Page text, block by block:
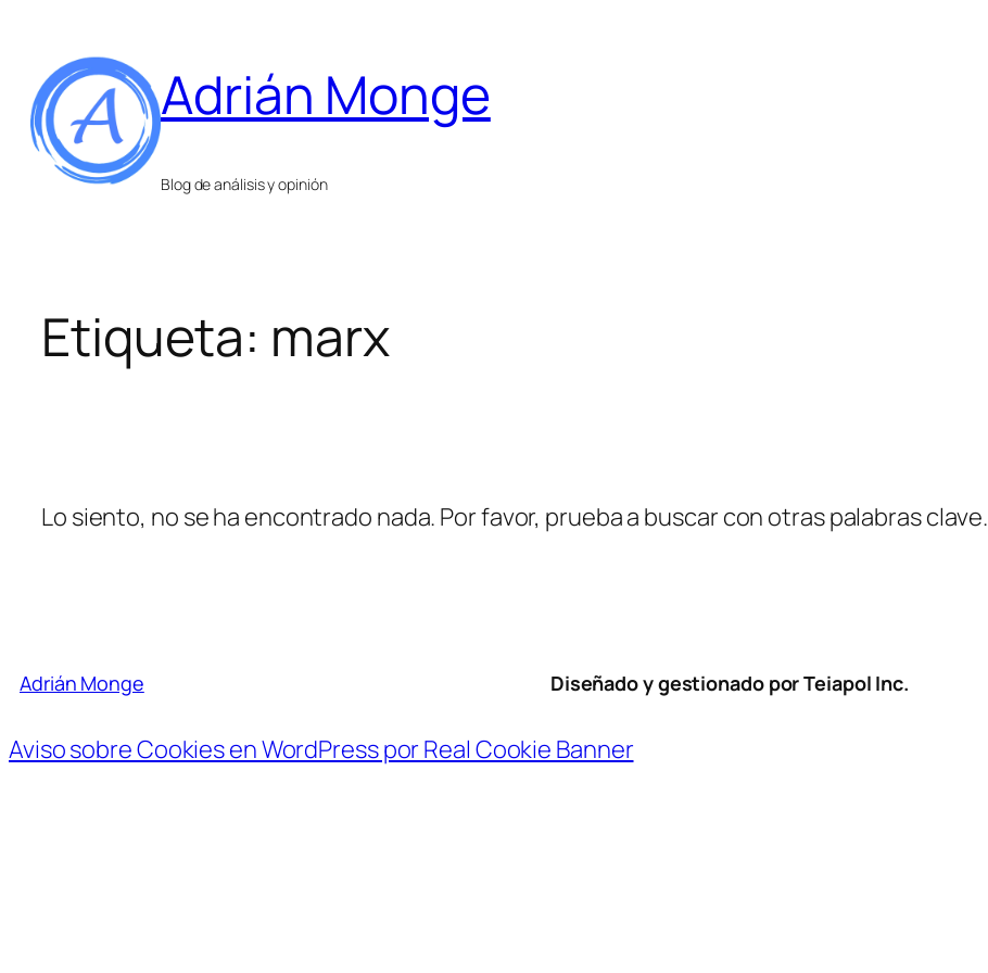
contenido
Adrián Monge
Blog de análisis y opinión
Etiqueta: marx
Lo siento, no se ha encontrado nada. Por favor, prueba a buscar con otras palabras clave.
Adrián Monge Diseñado y gestionado por Teiapol Inc.
Aviso sobre Cookies en WordPress por Real Cookie Banner